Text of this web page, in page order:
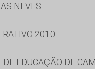
NEVES
2010
EDUCAÇÃO DE